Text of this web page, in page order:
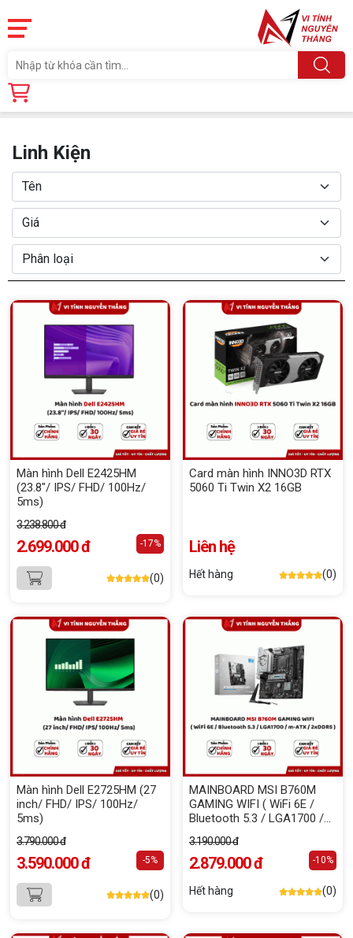
Trang chủ
Linh Kiện
Màn hình Dell E2425HM
(23.8"/ IPS/ FHD/ 100Hz/
5ms)
3.238.800 đ
2.699.000 đ -17%
(0)
Card màn hình INNO3D RTX
5060 Ti Twin X2 16GB
Liên hệ
Hết hàng (0)
Màn hình Dell E2725HM (27
inch/ FHD/ IPS/ 100Hz/
5ms)
3.790.000 đ
3.590.000 đ -5%
(0)
MAINBOARD MSI B760M
GAMING WIFI ( WiFi 6E /
Bluetooth 5.3 / LGA1700 /
3.190.000 đ
2.879.000 đ -10%
Hết hàng (0)